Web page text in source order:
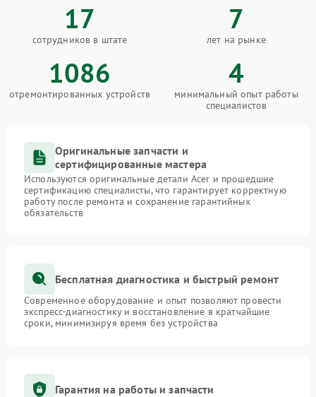
17
сотрудников в штате
7
лет на рынке
1086
отремонтированных устройств
4
минимальный опыт работы
специалистов
Оригинальные запчасти и
сертифицированные мастера
Используются оригинальные детали Acer и прошедшие
сертификацию специалисты, что гарантирует корректную
работу после ремонта и сохранение гарантийных
обязательств
Бесплатная диагностика и быстрый ремонт
Современное оборудование и опыт позволяют провести
экспресс-диагностику и восстановление в кратчайшие
сроки, минимизируя время без устройства
Гарантия на работы и запчасти